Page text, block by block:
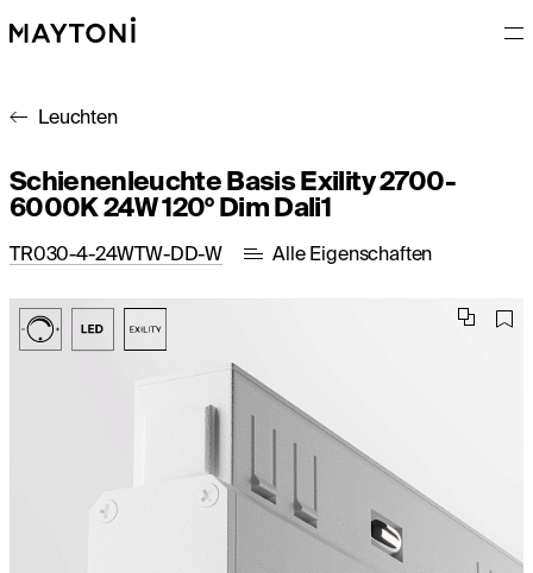
Leuchten
Schienenleuchte Basis Exility 2700-
6000K 24W 120° Dim Dali1
TR030-4-24WTW-DD-W Alle Eigenschaften